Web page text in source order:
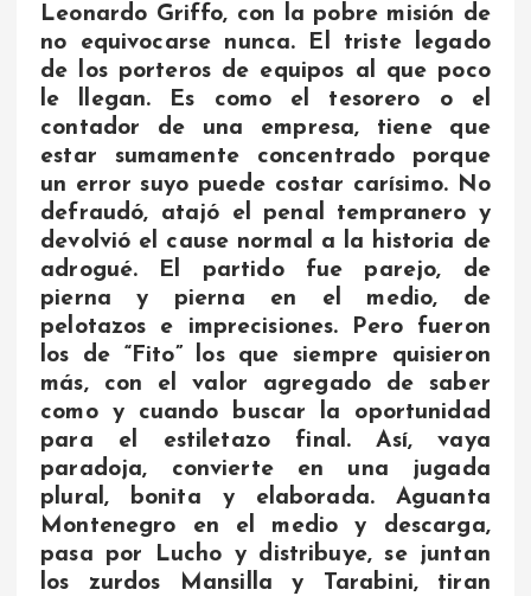
Leonardo Griffo, con la pobre misión de
no equivocarse nunca. El triste legado
de los porteros de equipos al que poco
le llegan. Es como el tesorero o el
contador de una empresa, tiene que
estar sumamente concentrado porque
un error suyo puede costar carísimo. No
defraudó, atajó el penal tempranero y
devolvió el cause normal a la historia de
adrogué. El partido fue parejo, de
pierna y pierna en el medio, de
pelotazos e imprecisiones. Pero fueron
los de “Fito” los que siempre quisieron
más, con el valor agregado de saber
como y cuando buscar la oportunidad
para el estiletazo final. Así, vaya
paradoja, convierte en una jugada
plural, bonita y elaborada. Aguanta
Montenegro en el medio y descarga,
pasa por Lucho y distribuye, se juntan
los zurdos Mansilla y Tarabini, tiran